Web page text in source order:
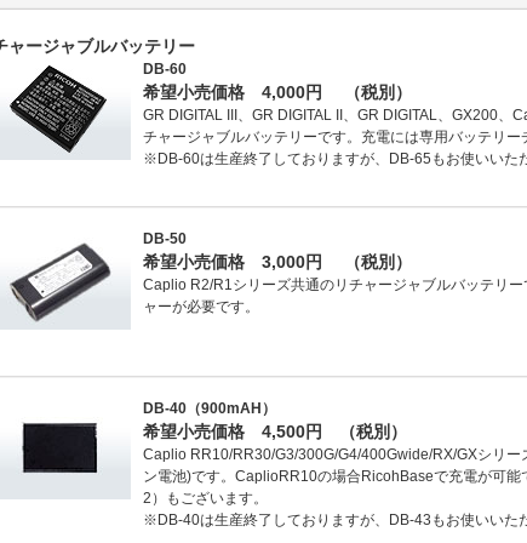
ャージャブルバッテリー
DB-60
希望小売価格 4,000円 （税別）
GR DIGITAL III、GR DIGITAL II、GR DIGITAL、GX200、
チャージャブルバッテリーです。充電には専用バッテリー
※DB-60は生産終了しておりますが、DB-65もお使いいた
DB-50
希望小売価格 3,000円 （税別）
Caplio R2/R1シリーズ共通のリチャージャブルバッテリ
ャーが必要です。
DB-40（900mAH）
希望小売価格 4,500円 （税別）
Caplio RR10/RR30/G3/300G/G4/400Gwide/RX/GXシリー
ン電池)です。CaplioRR10の場合RicohBaseで充電が可
2）もございます。
※DB-40は生産終了しておりますが、DB-43もお使いいた